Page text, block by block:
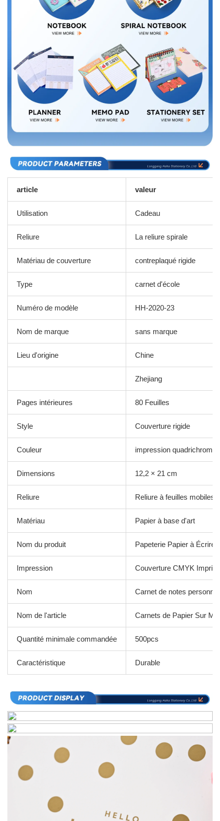
article valeur
Utilisation Cadeau
Reliure La reliure spirale
Matériau de couverture contreplaqué rigide
Type carnet d'école
Numéro de modèle HH-2020-23
Nom de marque sans marque
Lieu d'origine Chine
Zhejiang
Pages intérieures 80 Feuilles
Style Couverture rigide
Couleur impression quadrichromie
Dimensions 12,2 × 21 cm
Reliure Reliure à feuilles mobiles
Matériau Papier à base d'art
Nom du produit Papeterie Papier à Écrire
Impression Couverture CMYK
Nom Carnet de notes
Nom de l'article Carnets de Papier Sur
Quantité minimale commandée 500pcs
Caractéristique Durable